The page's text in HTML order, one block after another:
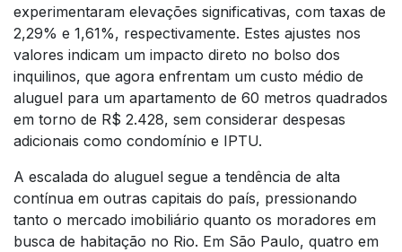
experimentaram elevações significativas, com taxas de
2,29% e 1,61%, respectivamente. Estes ajustes nos
valores indicam um impacto direto no bolso dos
inquilinos, que agora enfrentam um custo médio de
aluguel para um apartamento de 60 metros quadrados
em torno de R$ 2.428, sem considerar despesas
adicionais como condomínio e IPTU.
A escalada do aluguel segue a tendência de alta
contínua em outras capitais do país, pressionando
tanto o mercado imobiliário quanto os moradores em
busca de habitação no Rio. Em São Paulo, quatro em